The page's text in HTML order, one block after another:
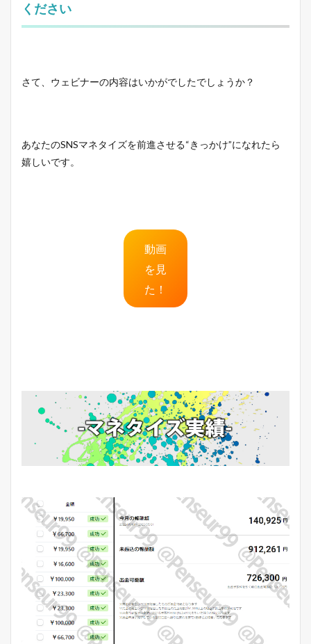
ください
さて、ウェビナーの内容はいかがでしたでしょうか？
あなたのSNSマネタイズを前進させる“きっかけ”になれたら
嬉しいです。
動画
を見
た！